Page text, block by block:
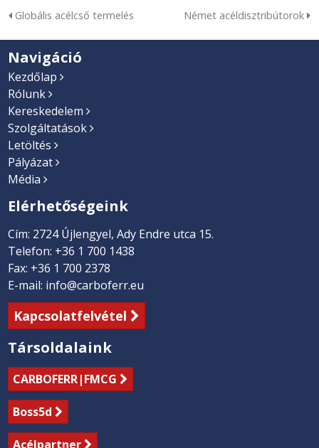
Globális acélcső termelés Német acéldisztribútorok
Navigáció
Kezdőlap
Rólunk
Kereskedelem
Szolgáltatások
Letöltés
Pályázat
Média
Elérhetőségeink
Cím: 2724 Újlengyel, Ady Endre utca 15.
Telefon: +36 1 700 1438
Fax: +36 1 700 2378
E-mail: info@carboferr.eu
Kapcsolatfelvétel
Társoldalaink
CARBOFERR|FMCG
Boss5d
Acélpartner